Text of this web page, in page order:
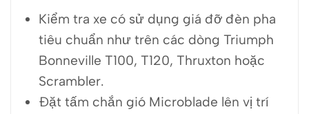
Kiểm tra xe có sử dụng giá đỡ đèn pha
tiêu chuẩn như trên các dòng Triumph
Bonneville T100, T120, Thruxton hoặc
Scrambler.
Đặt tấm chắn gió Microblade lên vị trí